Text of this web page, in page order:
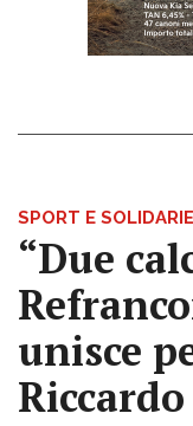
SPORT E
“Due
unisce